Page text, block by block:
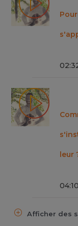
02:
leur
04:10
Afficher des